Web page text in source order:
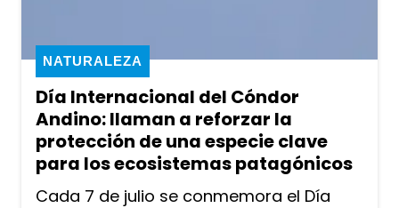
Día Internacional del Cóndor
Andino: llaman a reforzar la
protección de una especie clave
para los ecosistemas patagónicos
NATURALEZA
Cada 7 de julio se conmemora el Día